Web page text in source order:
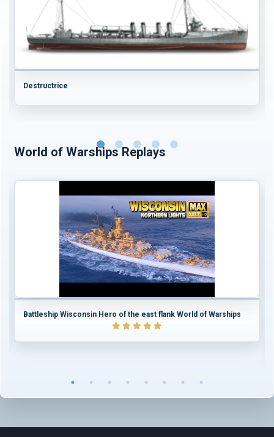
Destructrice
World of Warships Replays
Battleship Wisconsin Hero of the east flank World of Warships